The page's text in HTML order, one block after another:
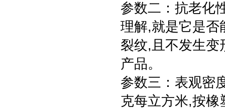
参数二：抗老化
理解,就是它是否
裂纹,且不发生变
产品。
参数三：表观密
克每立方米,按橡